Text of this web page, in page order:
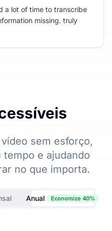
a lot of time to transcribe
missing. truly
sem esforço,
e ajudando
no que importa.
Anual Economize 40%